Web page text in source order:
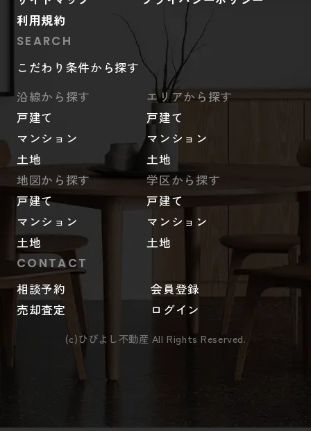
利用規約
SEARCH
こだわり条件から探す
沿線から探す
戸建て
マンション
土地
エリアから探す
戸建て
マンション
土地
地図から探す
戸建て
マンション
土地
学区から探す
戸建て
マンション
土地
CONTACT
相談予約
会員登録
売却査定
ログイン
(c)ひびよし不動産 All Rights Reserved.